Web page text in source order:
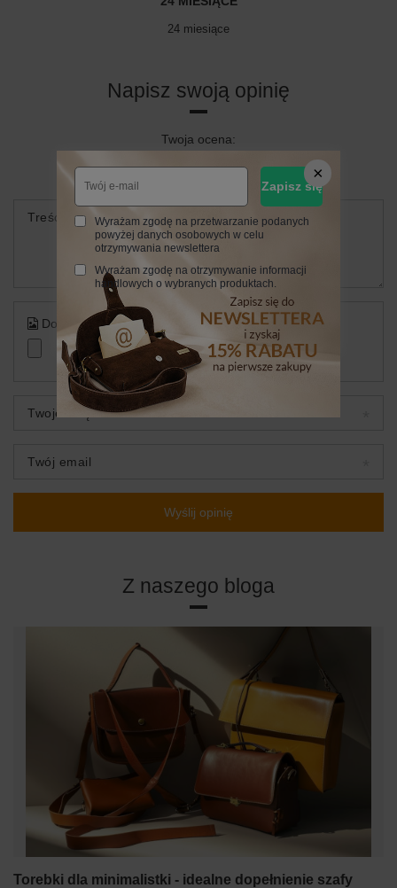
24 miesiące
Napisz swoją opinię
Twoja ocena:
5/5
Treść twojej opinii
Dodaj własne zdjęcie produktu:
Twoje imię
Twój email
Wyślij opinię
Z naszego bloga
Torebki dla minimalistki - idealne dopełnienie szafy
Zapisz się
Wyrażam zgodę na przetwarzanie podanych
powyżej danych osobowych w celu
otrzymywania newslettera
Wyrażam zgodę na otrzymywanie informacji
handlowych o wybranych produktach.